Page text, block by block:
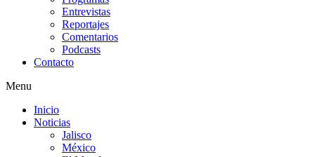
Entrevistas
Reportajes
Comentarios
Podcasts
Contacto
Menu
Inicio
Noticias
Jalisco
México